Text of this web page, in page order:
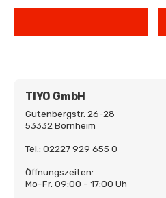
TIYO GmbH
Gutenbergstr. 26-28
53332 Bornheim
Tel.: 02227 929 655 0
Öffnungszeiten:
Mo-Fr. 09:00 - 17:00 Uh